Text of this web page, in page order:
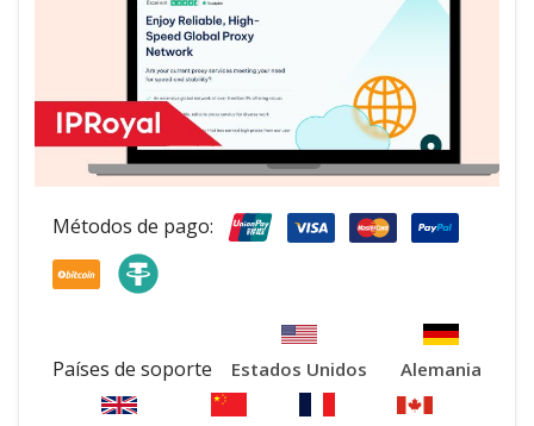
Métodos de pago:
Países de soporte Estados Unidos Alemania